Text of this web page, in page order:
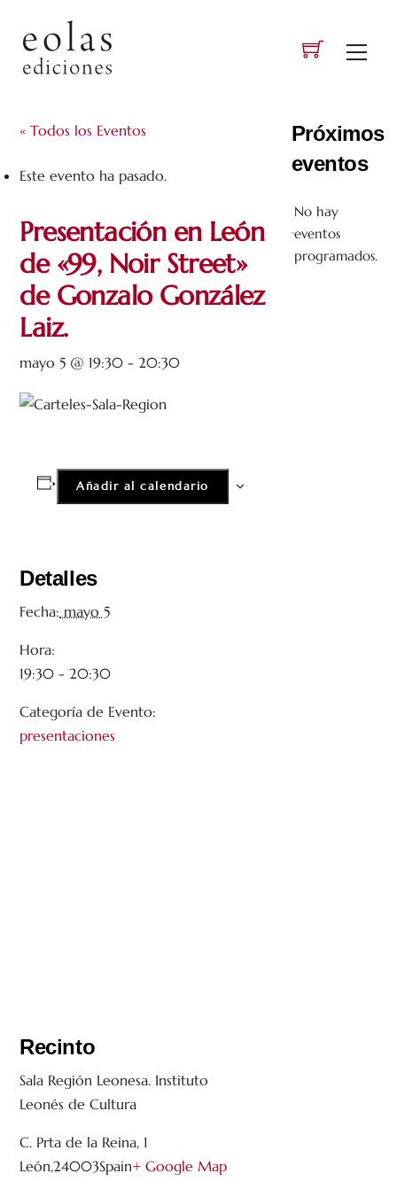
content
« Todos los Eventos
Este evento ha pasado.
Presentación en León
de «99, Noir Street»
de Gonzalo González
Laiz.
mayo 5 @ 19:30 -20:30
Añadir al calendario
Detalles
Fecha: mayo 5
Hora:
19:30 - 20:30
Categoría de Evento:
presentaciones
Recinto
Sala Región Leonesa. Instituto
Leonés de Cultura
C. Prta de la Reina, 1
León,24003Spain+ Google Map
Próximos
eventos
A
v
No hay
eventos
programados.